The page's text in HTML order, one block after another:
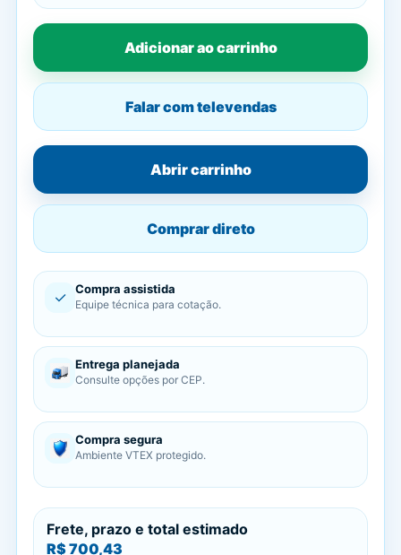
Adicionar ao carrinho
Falar com televendas
Abrir carrinho
Comprar direto
✓ Compra assistida
Equipe técnica para cotação.
Entrega planejada
Consulte opções por CEP.
Compra segura
Ambiente VTEX protegido.
Frete, prazo e total estimado
R$ 700,43